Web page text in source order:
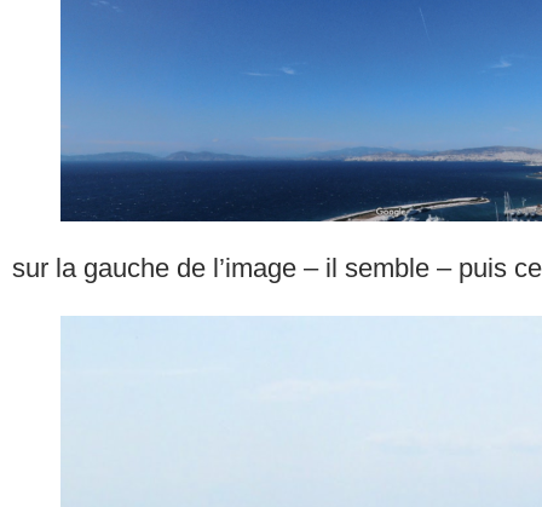
sur la gauche de l’image – il semble – puis